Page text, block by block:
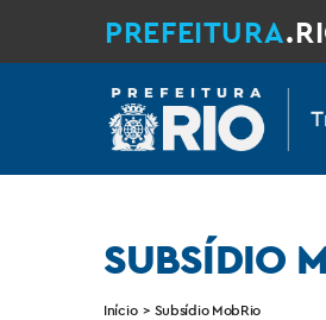
PREFEITURA
SUBSÍDIO
Início > Subsídio MobRio